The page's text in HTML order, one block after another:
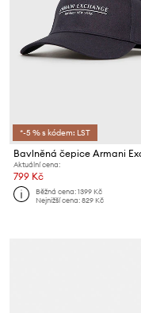
*-5 % s kódem: LST
Aktuální cena:
799 Kč
Běžná cena:1399 Kč
Nejnižší cena:829 Kč